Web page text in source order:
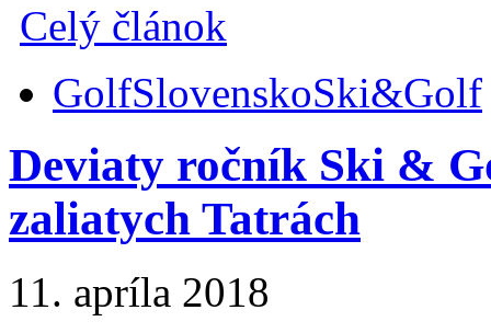
Celý článok
GolfSlovenskoSki&Golf
Deviaty ročník Ski &
zaliatych Tatrách
11. apríla 2018